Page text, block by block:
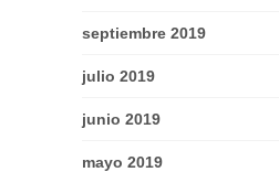
septiembre 2019
julio 2019
junio 2019
mayo 2019